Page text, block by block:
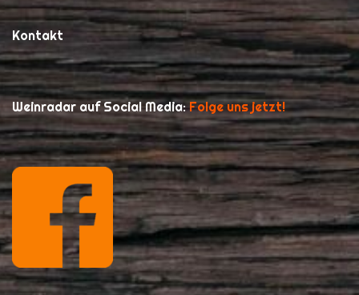
Kontakt
Weinradar auf Social Media:Folge uns jetzt!